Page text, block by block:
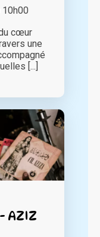
cœur
une
[...]
AZIZ